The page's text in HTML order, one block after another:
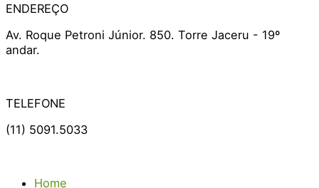
ENDEREÇO
Av. Roque Petroni Júnior. 850. Torre Jaceru - 19º
andar.
TELEFONE
(11) 5091.5033
Home